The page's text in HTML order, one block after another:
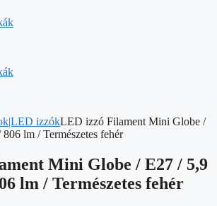
izzókLED izzó Filament Mini Globe /
lm / Természetes fehér
Mini Globe / E27 / 5,9
lm / Természetes fehér